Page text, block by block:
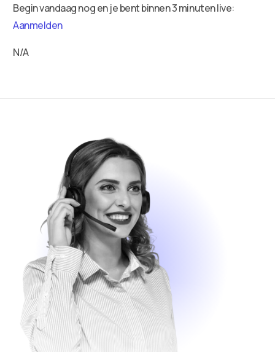
Begin vandaag nog en je bent binnen 3 minuten live:
Aanmelden
N/A